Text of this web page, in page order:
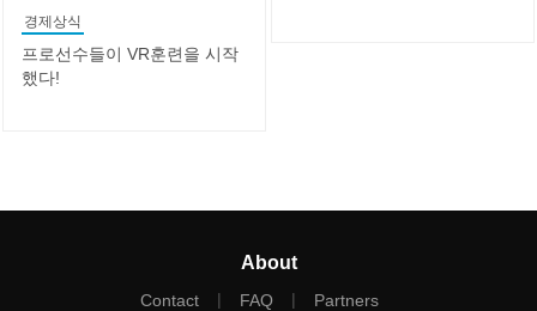
경제상식
프로선수들이 VR훈련을 시작
했다!
About
Contact | FAQ | Partners